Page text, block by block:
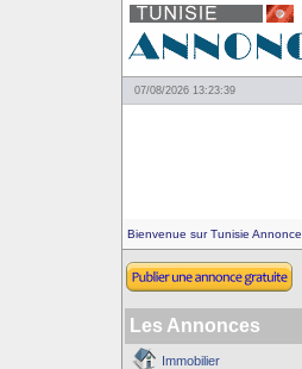
07/08/2026 13:23:39
Bienvenue sur Tunisie Annonce.
Les Annonces
Immobilier